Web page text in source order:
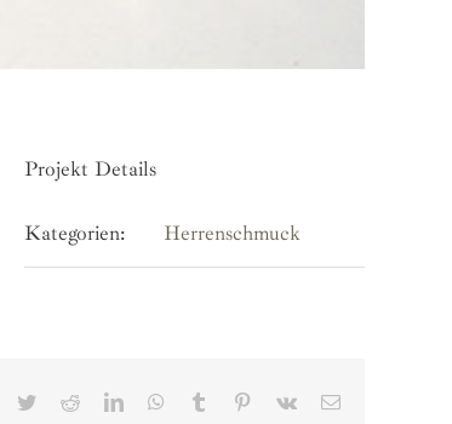
Projekt Details
Kategorien: Herrenschmuck
Facebook
TwitterRedditLinkedInWhatsApp
Tumblr Pinterest
Vk
E-